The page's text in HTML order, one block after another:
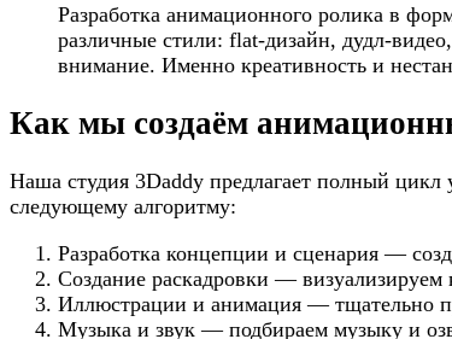
Разработка анимационного ролика в
различные стили: flat-дизайн, дудл-
внимание. Именно креативность и
Как мы создаём
Наша студия 3Daddy предлагает полный
следующему алгоритму:
Разработка концепции и сценария —
Создание раскадровки —
Иллюстрации и анимация — тщательно
Музыка и звук — подбираем музыку и